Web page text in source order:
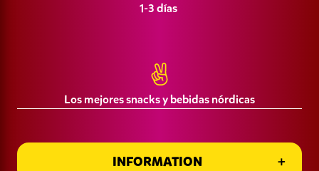
1-3 días
Los mejores snacks y bebidas nórdicas
INFORMATION
CIF: B16445959 Namn: Goodies Corner SL
Términos y Condiciones de Compra